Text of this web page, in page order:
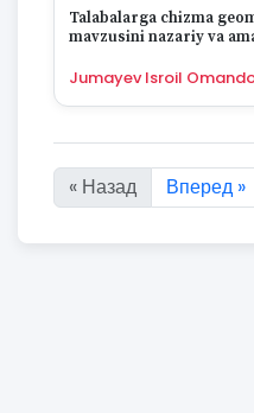
Talabalarga chizma
mavzusini nazariy va
Jumayev Isroil
Показано с :first по :last
« Назад Вперед »